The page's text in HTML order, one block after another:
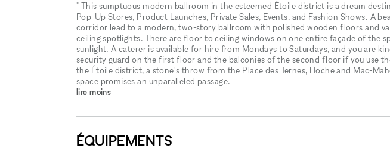
" This sumptuous modern ballroom in the esteemed Étoile district is a dream
Pop-Up Stores, Product Launches, Private Sales, Events, and Fashion Shows. A
corridor lead to a modern, two-story ballroom with polished wooden floors and
ceiling spotlights. There are floor to ceiling windows on one entire façade of the
sunlight. A caterer is available for hire from Mondays to Saturdays, and you are
security guard on the first floor and the balconies of the second floor if you use
the Étoile district, a stone's throw from the Place des Ternes, Hoche and Mac-
space promises an unparalleled passage.
lire moins
ÉQUIPEMENTS